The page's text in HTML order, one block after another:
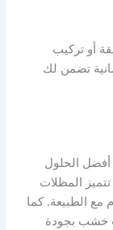
أو تركيب
تضمن لك
الحلول
المظلات
مع الطبيعة. كما
خشب بجودة